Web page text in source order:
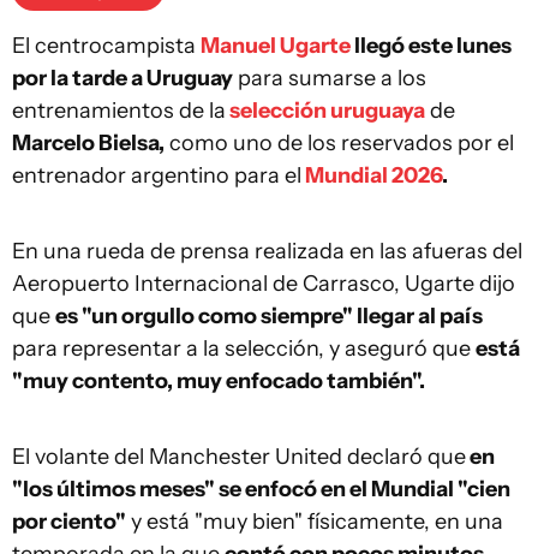
El centrocampista Manuel Ugartellegó este lunes
por la tarde a Uruguay para sumarse a los
entrenamientos de laselección uruguayade
Marcelo Bielsa, como uno de los reservados por el
entrenador argentino para el Mundial 2026.
En una rueda de prensa realizada en las afueras del
Aeropuerto Internacional de Carrasco, Ugarte dijo
quees "un orgullo como siempre" llegar al país
para representar a la selección, y aseguró queestá
"muy contento, muy enfocado también".
El volante del Manchester United declaró queen
"los últimos meses" se enfocó en el Mundial "cien
por ciento" y está "muy bien" físicamente, en una